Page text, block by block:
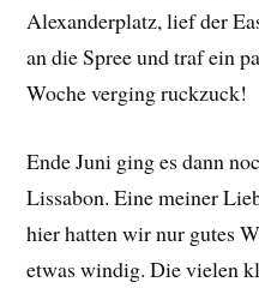
Alexanderplatz, lief der
an die Spree und traf ein
Woche verging ruckzuck!
Ende Juni ging es dann
Lissabon. Eine meiner
hier hatten wir nur gutes
etwas windig. Die vielen